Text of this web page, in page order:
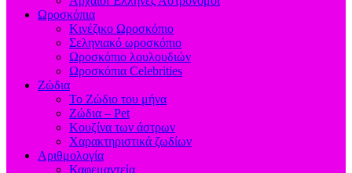
Ωροσκόπια
Κινέζικο Ωροσκόπιο
Σεληνιακό ωροσκόπιο
Ωροσκόπιο λουλουδιών
Ωροσκόπια Celebrities
Ζώδια
Το Ζώδιο του μήνα
Ζώδια – Pet
Κουζίνα των άστρων
Χαρακτηριστικά ζωδίων
Αριθμολογία
Καφεμαντεία